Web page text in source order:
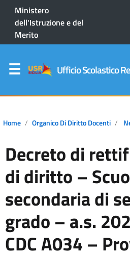
Ministero
dell'Istruzione e del
Merito
Ufficio Scolastico
Home Organico Di Diritto Docenti
Decreto di
di diritto –
secondaria di
grado – a.s.
CDC A034 –